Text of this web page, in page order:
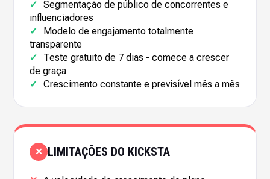
✓ Segmentação de público de concorrentes e
influenciadores
✓
Modelo de engajamento totalmente
transparente
✓
Teste gratuito de 7 dias - comece a crescer
de graça
✓ Crescimento constante e previsível mês a mês
✕ LIMITAÇÕES DO KICKSTA